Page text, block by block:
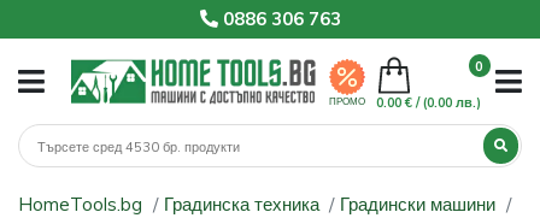
0886 306 763
ПРОМО
0
0.00 € /(0.00 лв.)
HomeTools.bg Градинска техника
Градински машини